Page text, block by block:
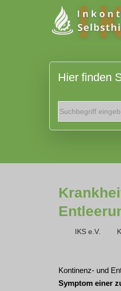
Hier finden
IKS e.V.
Kontinenz- und
Symptom einer